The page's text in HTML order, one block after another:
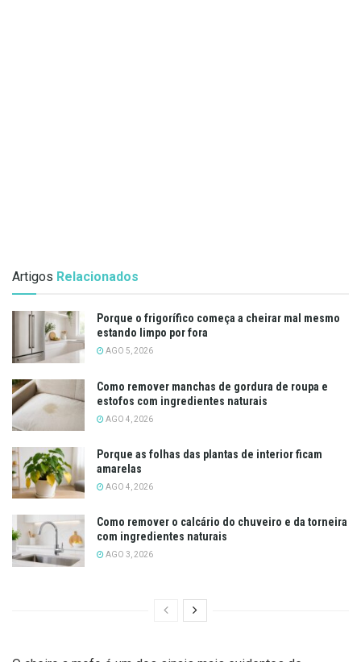
Artigos Relacionados
Porque o frigorífico começa a cheirar mal mesmo
estando limpo por fora
AGO 5, 2026
Como remover manchas de gordura de roupa e
estofos com ingredientes naturais
AGO 4, 2026
Porque as folhas das plantas de interior ficam
amarelas
AGO 4, 2026
Como remover o calcário do chuveiro e da torneira
com ingredientes naturais
AGO 3, 2026